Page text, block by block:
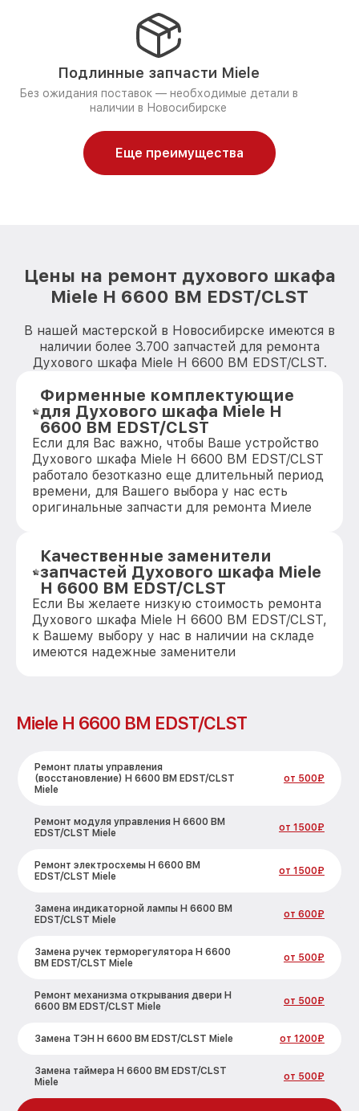
Подлинные запчасти Miele
Без ожидания поставок — необходимые детали в
наличии в Новосибирске
Еще преимущества
Цены на ремонт духового шкафа
Miele H 6600 BM EDST/CLST
В нашей мастерской в Новосибирске имеются в
наличии более 3.700 запчастей для ремонта
Духового шкафа Miele H 6600 BM EDST/CLST.
Фирменные комплектующие
для Духового шкафа Miele H
6600 BM EDST/CLST
Если для Вас важно, чтобы Ваше устройство
Духового шкафа Miele H 6600 BM EDST/CLST
работало безотказно еще длительный период
времени, для Вашего выбора у нас есть
оригинальные запчасти для ремонта Миеле
Качественные заменители
запчастей Духового шкафа Miele
H 6600 BM EDST/CLST
Если Вы желаете низкую стоимость ремонта
Духового шкафа Miele H 6600 BM EDST/CLST,
к Вашему выбору у нас в наличии на складе
имеются надежные заменители
Miele H 6600 BM EDST/CLST
Ремонт платы управления
(восстановление) H 6600 BM EDST/CLST
Miele
от 500₽
Ремонт модуля управления H 6600 BM
EDST/CLST Miele
от 1500₽
Ремонт электросхемы H 6600 BM
EDST/CLST Miele
от 1500₽
Замена индикаторной лампы H 6600 BM
EDST/CLST Miele
от 600₽
Замена ручек терморегулятора H 6600
BM EDST/CLST Miele
от 500₽
Ремонт механизма открывания двери H
6600 BM EDST/CLST Miele
от 500₽
Замена ТЭН H 6600 BM EDST/CLST Miele от 1200₽
Замена таймера H 6600 BM EDST/CLST
Miele
от 500₽